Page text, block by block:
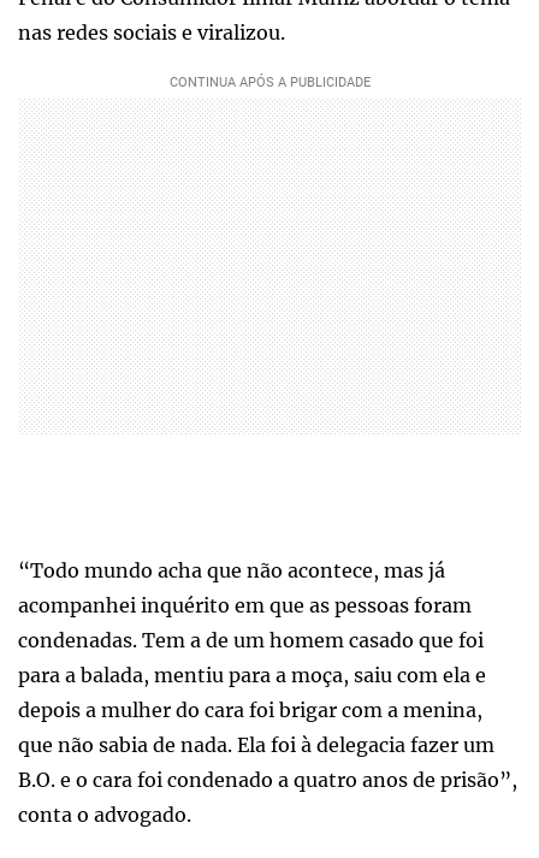
nas redes sociais e viralizou.
“Todo mundo acha que não acontece, mas já
acompanhei inquérito em que as pessoas foram
condenadas. Tem a de um homem casado que foi
para a balada, mentiu para a moça, saiu com ela e
depois a mulher do cara foi brigar com a menina,
que não sabia de nada. Ela foi à delegacia fazer um
B.O. e o cara foi condenado a quatro anos de prisão”,
conta o advogado.